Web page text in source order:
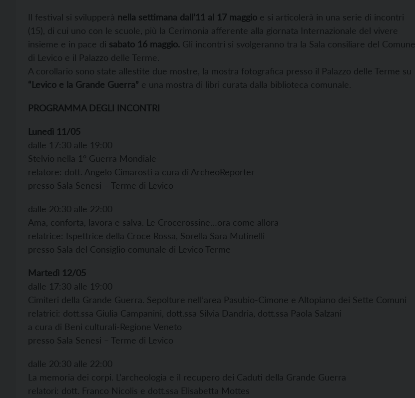
Il festival si svilupperà nella settimana dall’11 al 17 maggio e si articolerà in una serie di incontri
(15), di cui uno con le scuole, più la Cerimonia afferente alla giornata Internazionale del vivere
insieme e in pace di sabato 16 maggio. Gli incontri si svolgeranno tra la Sala consiliare del Comune
di Levico e il Palazzo delle Terme.
A corollario sono state allestite due mostre, la mostra fotografica presso il Palazzo delle Terme su
“Levico e la Grande Guerra” e una mostra di libri curata dalla biblioteca comunale.
PROGRAMMA DEGLI INCONTRI
Lunedì 11/05
dalle 17:30 alle 19:00
Stelvio nella 1° Guerra Mondiale
relatore: dott. Angelo Cimarosti a cura di ArcheoReporter
presso Sala Senesi – Terme di Levico
dalle 20:30 alle 22:00
Ama, conforta, lavora e salva. Le Crocerossine…ora come allora
relatrice: Ispettrice della Croce Rossa, Sorella Sara Mutinelli
presso Sala del Consiglio comunale di Levico Terme
Martedì 12/05
dalle 17:30 alle 19:00
Cimiteri della Grande Guerra. Sepolture nell’area Pasubio-Cimone e Altopiano dei Sette Comuni
relatrici: dott.ssa Giulia Campanini, dott.ssa Silvia Dandria, dott.ssa Paola Salzani
a cura di Beni culturali-Regione Veneto
presso Sala Senesi – Terme di Levico
dalle 20:30 alle 22:00
La memoria dei corpi. L’archeologia e il recupero dei Caduti della Grande Guerra
relatori: dott. Franco Nicolis e dott.ssa Elisabetta Mottes